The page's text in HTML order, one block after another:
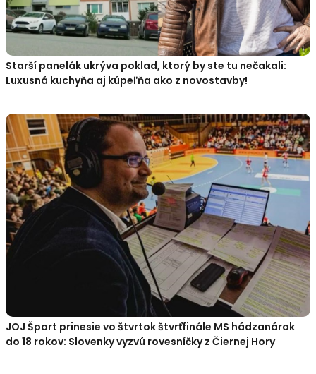
Starší panelák ukrýva poklad, ktorý by ste tu nečakali:
Luxusná kuchyňa aj kúpeľňa ako z novostavby!
JOJ Šport prinesie vo štvrtok štvrťfinále MS hádzanárok
do 18 rokov: Slovenky vyzvú rovesníčky z Čiernej Hory